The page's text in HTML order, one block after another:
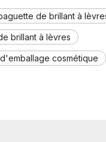
de brillant à
brillant à lèvres
cosmétique